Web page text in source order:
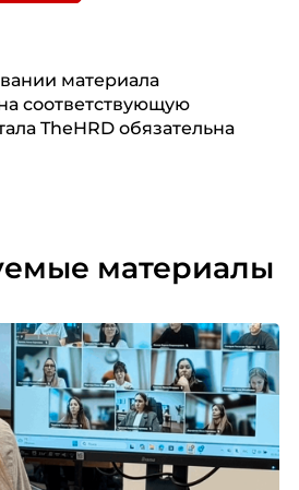
материала
соответствующую
TheHRD обязательна
материалы